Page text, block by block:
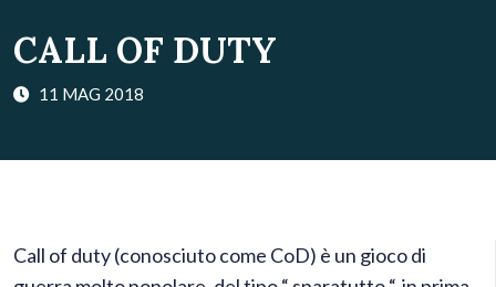
CALL OF DUTY
11 MAG 2018
Call of duty (conosciuto come CoD) è un gioco di